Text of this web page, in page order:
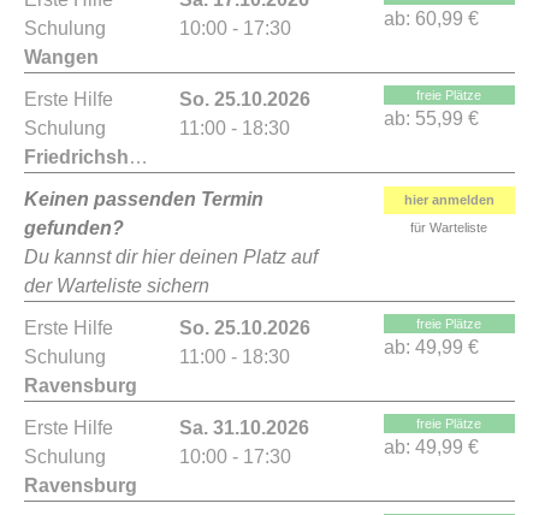
Schulung
Wangen
10:00 - 17:30
ab: 60,99 €
Erste Hilfe
Schulung
Friedrichshafen
So. 25.10.2026
11:00 - 18:30
freie Plätze
ab: 55,99 €
Keinen passenden Termin
gefunden?
Du kannst dir hier deinen Platz auf
der Warteliste sichern
hier anmelden
für Warteliste
Erste Hilfe
Schulung
Ravensburg
So. 25.10.2026
11:00 - 18:30
freie Plätze
ab: 49,99 €
Erste Hilfe
Schulung
Ravensburg
Sa. 31.10.2026
10:00 - 17:30
freie Plätze
ab: 49,99 €